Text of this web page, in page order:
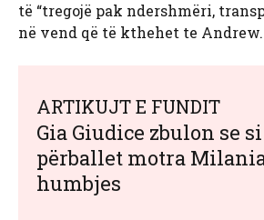
të “tregojë pak ndershmëri,
në vend që të kthehet te Andrew.
ARTIKUJT E FUNDIT
Gia Giudice zbulon se
përballet motra
humbjes